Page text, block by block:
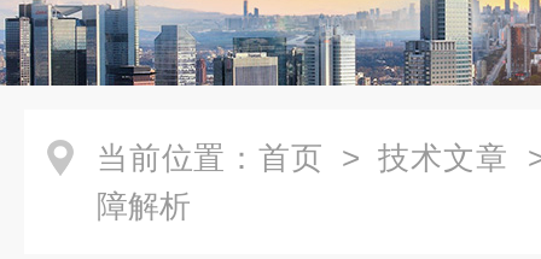
当前位置： 首页 > 技术文章
障解析